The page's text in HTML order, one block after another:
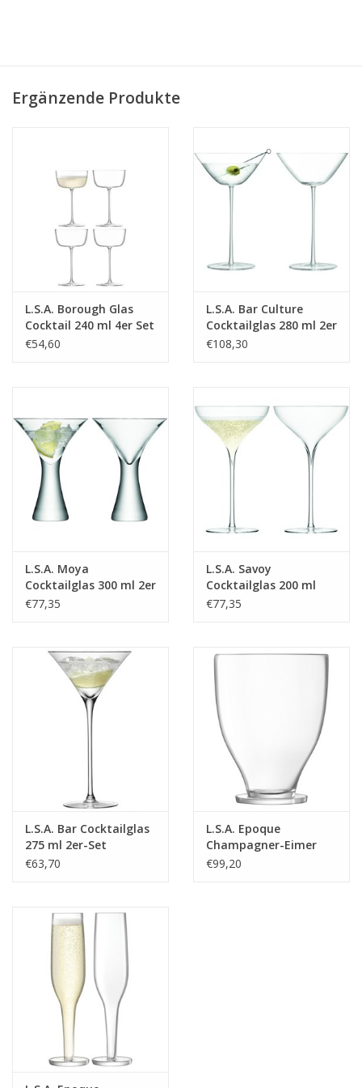
Ergänzende Produkte
L.S.A. Borough Glas
Cocktail 240 ml 4er Set
€54,60
L.S.A. Bar Culture
Cocktailglas 280 ml 2er
Set
€108,30
L.S.A. Moya
Cocktailglas 300 ml 2er
Set
€77,35
L.S.A. Savoy
Cocktailglas 200 ml
2er-Set
€77,35
L.S.A. Bar Cocktailglas
275 ml 2er-Set
€63,70
L.S.A. Epoque
Champagner-Eimer
26,5 cm
€99,20